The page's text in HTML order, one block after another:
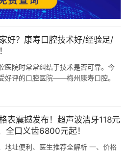
好？康寿口腔技术好/经验足/
医院时常常纠结于技术是否可靠。今
好评的口腔医院——梅州康寿口腔。
表震撼发布！超声波洁牙118元
全口义齿6800元起！
地址便利、医生推荐全解析 一、价格